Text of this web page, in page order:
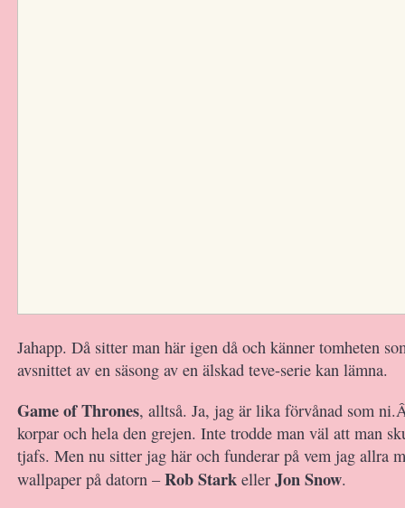
Jahapp. Då sitter man här igen då och känner tomheten
avsnittet av en säsong av en älskad teve-serie kan lämna.
Game of Thrones, alltså. Ja, jag är lika förvånad som
korpar och hela den grejen. Inte trodde man väl att man
tjafs. Men nu sitter jag här och funderar på vem jag allra
wallpaper på datorn –Rob Stark eller Jon Snow.